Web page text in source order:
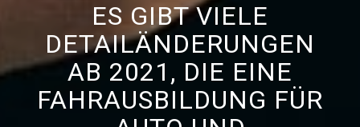
ES GIBT VIELE
DETAILÄNDERUNGEN
AB 2021, DIE EINE
FAHRAUSBILDUNG FÜR